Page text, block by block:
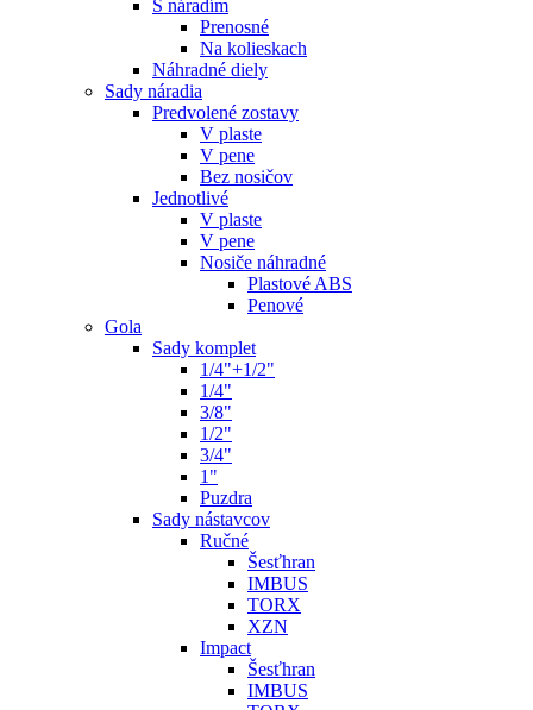
S náradím
Prenosné
Na kolieskach
Náhradné diely
Sady náradia
Predvolené zostavy
V plaste
V pene
Bez nosičov
Jednotlivé
V plaste
V pene
Nosiče náhradné
Plastové ABS
Penové
Gola
Sady komplet
1/4"+1/2"
1/4"
3/8"
1/2"
3/4"
1"
Puzdra
Sady nástavcov
Ručné
Šesťhran
IMBUS
TORX
XZN
Impact
Šesťhran
IMBUS